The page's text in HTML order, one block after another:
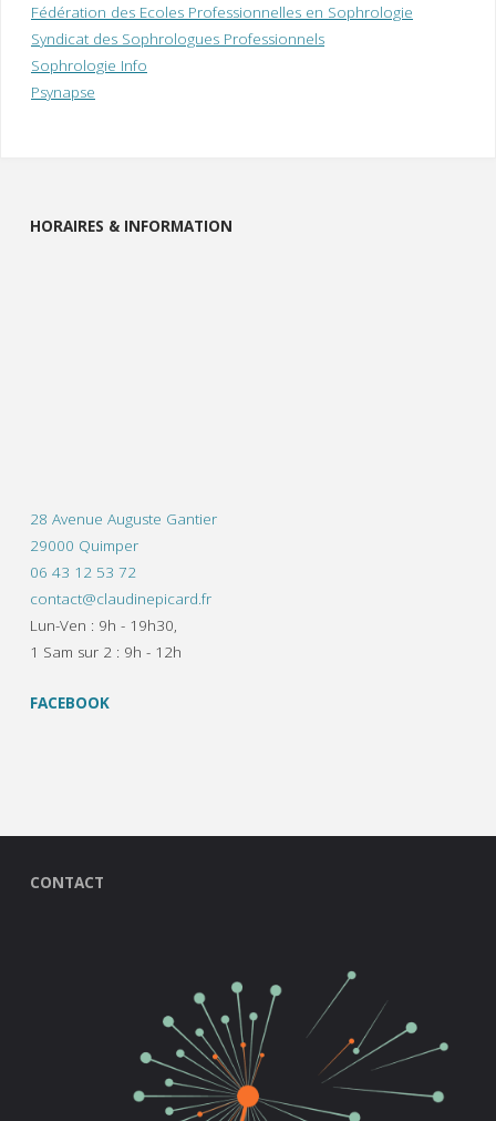
Fédération des Ecoles Professionnelles en Sophrologie
Syndicat des Sophrologues Professionnels
Sophrologie Info
Psynapse
HORAIRES & INFORMATION
28 Avenue Auguste Gantier
29000 Quimper
06 43 12 53 72
contact@claudinepicard.fr
Lun-Ven : 9h - 19h30,
1 Sam sur 2 : 9h - 12h
FACEBOOK
CONTACT